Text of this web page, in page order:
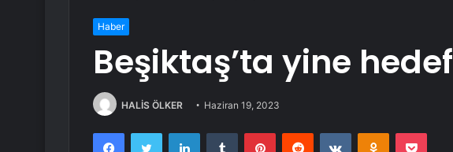
Haber
Beşiktaş’ta yine
HALİS ÖLKER Haziran 19, 2023
FacebookTwitter LinkedInTumblr PinterestReddit VKontakteOdnoklassniki
Pocket